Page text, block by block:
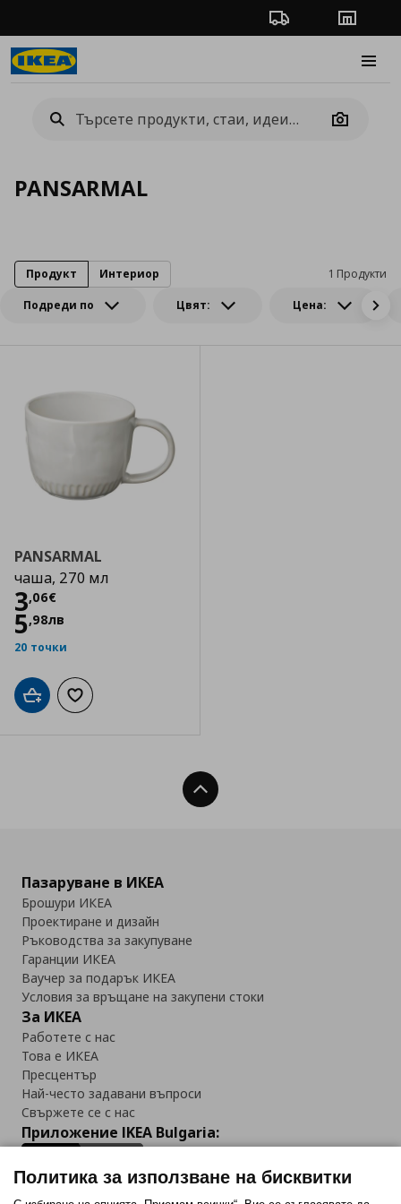
Проследяване на
Camera
PANSARMAL
Подреди по Цвят: Цена:
1 Продукти
Продукт Интериор
PANSARMAL
чаша, 270 мл
3,06€
Цена
5,98лв
20 точки
Добави в кошницата
Добави към списъка с любими
Нагоре
Пазаруване в ИКЕА
Брошури ИКЕА
Проектиране и дизайн
Ръководства за закупуване
Гаранции ИКЕА
Ваучер за подарък ИКЕА
Условия за връщане на закупени стоки
За ИКЕА
Работете с нас
Това е ИКЕА
Пресцентър
Най-често задавани въпроси
Свържете се с нас
Приложение IKEA Bulgaria:
Политика за използване на бисквитки